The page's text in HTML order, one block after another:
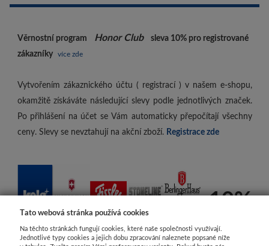
Věrnostní program Honor Club sleva 10% pro registrované
zákazníky více zde
Vytvořením zákaznického účtu ( registrací ) v našem e-shopu,
okamžitě získáváte následující slevy podle jednotlivých značek.
Po přihlášení na účet se Vám automaticky přepočítají všechny
ceny. Slevy se nevztahují na akční zboží. Registrace zde
-10%
Tato webová stránka používá cookies
Na těchto stránkách fungují cookies, které naše společnosti využívají.
Jednotlivé typy cookies a jejich dobu zpracování naleznete popsané níže